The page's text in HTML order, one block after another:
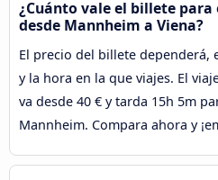
¿Cuánto vale el billete para
desde Mannheim a Viena?
El precio del billete dependerá,
y la hora en la que viajes. El
va desde 40 € y tarda 15h 5m
Mannheim. Compara ahora y